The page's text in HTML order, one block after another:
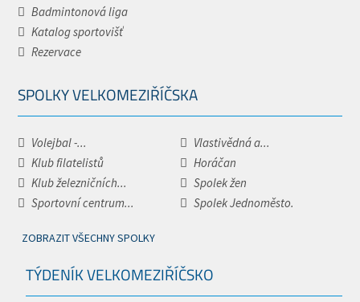
Badmintonová liga
Katalog sportovišť
Rezervace
SPOLKY VELKOMEZIŘÍČSKA
Volejbal -...
Vlastivědná a...
Klub filatelistů
Horáčan
Klub železničních...
Spolek žen
Sportovní centrum...
Spolek Jednoměsto.
ZOBRAZIT VŠECHNY SPOLKY
TÝDENÍK VELKOMEZIŘÍČSKO